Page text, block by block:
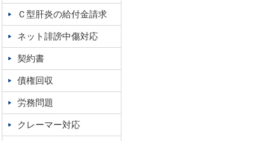
Ｃ型肝炎の給付金請求
ネット誹謗中傷対応
契約書
債権回収
労務問題
クレーマー対応